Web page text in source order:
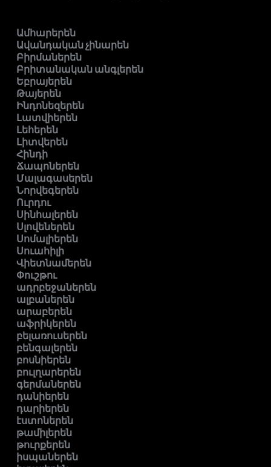
Ամհարերեն
Ավանդական չինարեն
Բիրմաներեն
Բրիտանական անգլերեն
Եբրայերեն
Թայերեն
Ինդոնեզերեն
Լատվիերեն
Լեհերեն
Լիտվերեն
Հինդի
Ճապոներեն
Մալագասերեն
Նորվեգերեն
Ուրդու
Սինհալերեն
Սլովեներեն
Սոմալիերեն
Սուահիլի
Վիետնամերեն
Փուշթու
ադրբեջաներեն
ալբաներեն
արաբերեն
աֆրիկերեն
բելառուսերեն
բենգալերեն
բոսնիերեն
բուլղարերեն
գերմաներեն
դանիերեն
դարիերեն
էստոներեն
թամիլերեն
թուրքերեն
իսպաներեն